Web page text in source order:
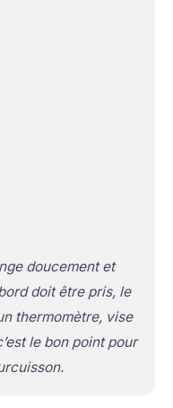
doucement et
doit être pris, le
thermomètre, vise
le bon point pour